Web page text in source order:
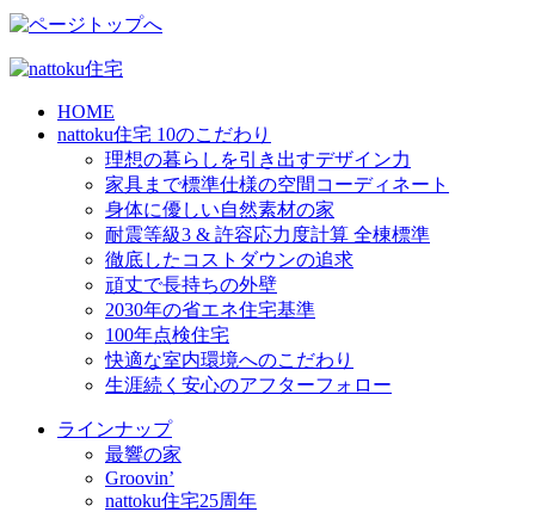
HOME
nattoku住宅 10のこだわり
理想の暮らしを引き出すデザイン力
家具まで標準仕様の空間コーディネート
身体に優しい自然素材の家
耐震等級3 & 許容応力度計算 全棟標準
徹底したコストダウンの追求
頑丈で長持ちの外壁
2030年の省エネ住宅基準
100年点検住宅
快適な室内環境へのこだわり
生涯続く安心のアフターフォロー
ラインナップ
最響の家
Groovin’
nattoku住宅25周年